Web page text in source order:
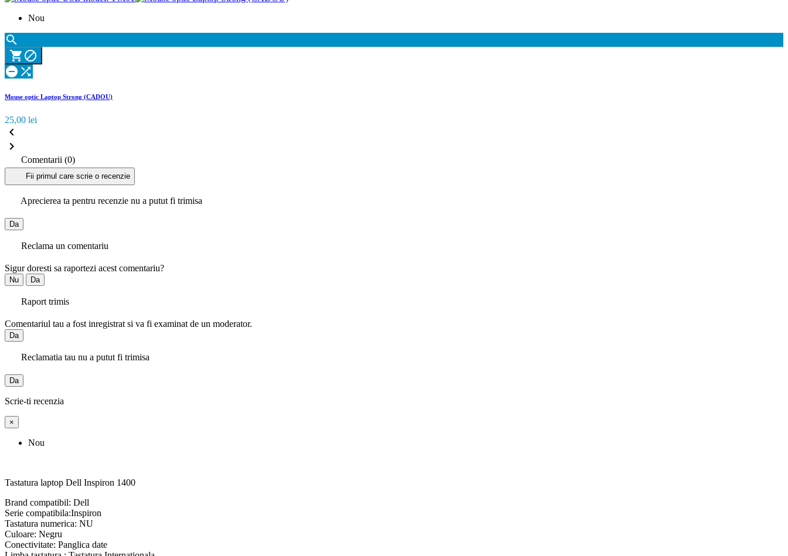
Nou

 
 
Mouse optic Laptop Strong (CADOU)
25,00 lei


Comentarii (0)
Fii primul care scrie o recenzie
Aprecierea ta pentru recenzie nu a putut fi trimisa
Da
Reclama un comentariu
Sigur doresti sa raportezi acest comentariu?
Nu Da
Raport trimis
Comentariul tau a fost inregistrat si va fi examinat de un moderator.
Da
Reclamatia tau nu a putut fi trimisa
Da
Scrie-ti recenzia
×
Nou
Tastatura laptop Dell Inspiron 1400
Brand compatibil: Dell
Serie compatibila:Inspiron
Tastatura numerica: NU
Culoare: Negru
Conectivitate: Panglica date